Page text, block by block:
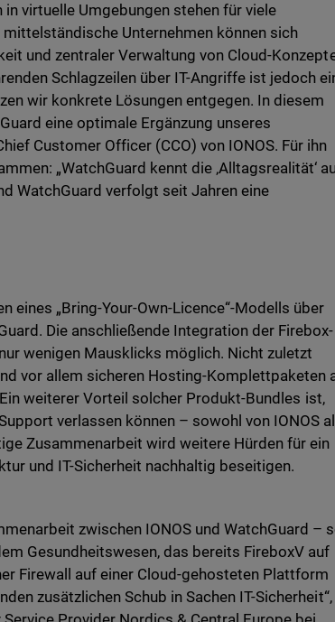
virtuelle Umgebungen stehen für viele
Unternehmen können sich
und zentraler Verwaltung von Cloud-
Schlagzeilen über IT-Angriffe ist jedoch
wir konkrete Lösungen entgegen. In diesem
eine optimale Ergänzung unseres
Customer Officer (CCO) von IONOS. Für ihn
„WatchGuard kennt die ‚Alltagsrealität‘
WatchGuard verfolgt seit Jahren eine
eines „Bring-Your-Own-Licence“-Modells über
Die anschließende Integration der Firebox-
wenigen Mausklicks möglich. Nicht zuletzt
vor allem sicheren Hosting-Komplettpaketen
weiterer Vorteil solcher Produkt-Bundles ist,
verlassen können – sowohl von IONOS
Zusammenarbeit wird weitere Hürden für ein
und IT-Sicherheit nachhaltig beseitigen.
zwischen IONOS und WatchGuard –
Gesundheitswesen, das bereits FireboxV auf
Firewall auf einer Cloud-gehosteten Plattform
zusätzlichen Schub in Sachen IT-Sicherheit“,